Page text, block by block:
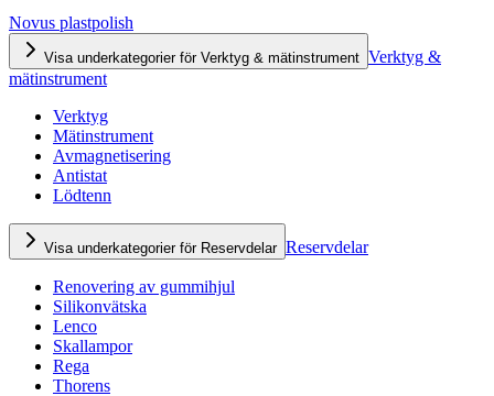
Novus plastpolish
Visa underkategorier för Verktyg & mätinstrument Verktyg &
mätinstrument
Verktyg
Mätinstrument
Avmagnetisering
Antistat
Lödtenn
Visa underkategorier för Reservdelar Reservdelar
Renovering av gummihjul
Silikonvätska
Lenco
Skallampor
Rega
Thorens